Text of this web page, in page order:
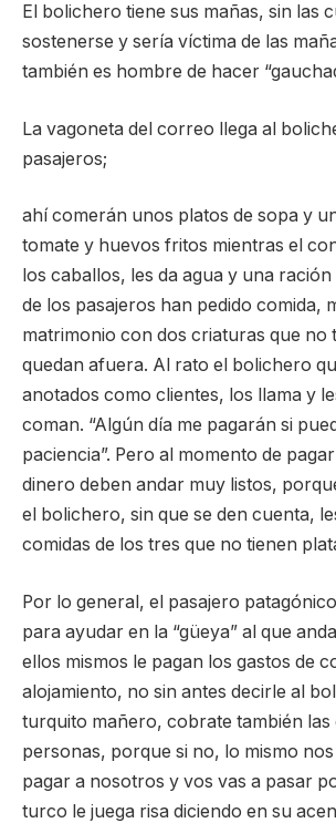
El bolichero tiene sus mañas, sin las
sostenerse y sería víctima de las
también es hombre de hacer
La vagoneta del correo llega al
pasajeros;
ahí comerán unos platos de sopa y
tomate y huevos fritos mientras el
los caballos, les da agua y una ración
de los pasajeros han pedido comida,
matrimonio con dos criaturas que no
quedan afuera. Al rato el bolichero
anotados como clientes, los llama y
coman. “Algún día me pagarán si
paciencia”. Pero al momento de
dinero deben andar muy listos,
el bolichero, sin que se den cuenta,
comidas de los tres que no tienen
Por lo general, el pasajero
para ayudar en la “güeya” al que
ellos mismos le pagan los gastos de
alojamiento, no sin antes decirle al
turquito mañero, cobrate también las
personas, porque si no, lo mismo
pagar a nosotros y vos vas a pasar
turco le juega risa diciendo en su